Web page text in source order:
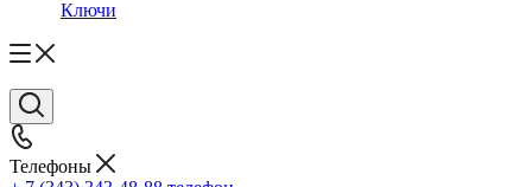
Ключи
Телефоны